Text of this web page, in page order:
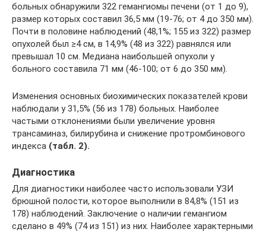
больных обнаружили 322 гемангиомы печени (от 1 до 9),
размер которых составил 36,5 мм (19-76; от 4 до 350 мм).
Почти в половине наблюдений (48,1%; 155 из 322) размер
опухолей был ≥4 см, в 14,9% (48 из 322) равнялся или
превышал 10 см. Медиана наибольшей опухоли у
больного составила 71 мм (46-100; от 6 до 350 мм).
Изменения основных биохимических показателей крови
наблюдали у 31,5% (56 из 178) больных. Наиболее
частыми отклонениями были увеличение уровня
трансаминаз, билирубина и снижение протромбинового
индекса (табл. 2).
Диагностика
Для диагностики наиболее часто использовали УЗИ
брюшной полости, которое выполнили в 84,8% (151 из
178) наблюдений. Заключение о наличии гемангиом
сделано в 49% (74 из 151) из них. Наиболее характерными